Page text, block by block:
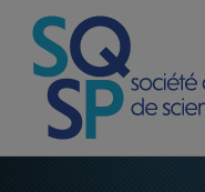
content